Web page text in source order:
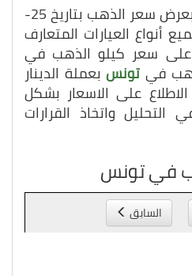
قمنا في هذه الصفحة بعرض سعر الذهب بتاريخ 25-
أنواع العيارات المتعارف
على سعر كيلو الذهب في
في تونسبعملة الدينار
على الاسعار بشكل
واتخاذ القرارات
في تونس
السابق